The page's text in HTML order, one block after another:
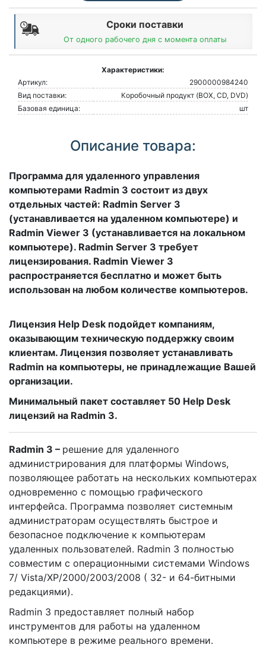
Сроки поставки
От одного рабочего дня с момента оплаты
Характеристики:
Артикул:
2900000984240
Вид поставки:
Коробочный продукт (BOX, CD, DVD)
Базовая единица:
шт
Описание товара:
Программа для удаленного управления
компьютерами Radmin 3 состоит из двух
отдельных частей: Radmin Server 3
(устанавливается на удаленном компьютере) и
Radmin Viewer 3 (устанавливается на локальном
компьютере). Radmin Server 3 требует
лицензирования. Radmin Viewer 3
распространяется бесплатно и может быть
использован на любом количестве компьютеров.
Лицензия Help Desk подойдет компаниям,
оказывающим техническую поддержку своим
клиентам. Лицензия позволяет устанавливать
Radmin на компьютеры, не принадлежащие Вашей
организации.
Минимальный пакет составляет 50 Help Desk
лицензий на Radmin 3.
Radmin 3 – решение для удаленного
администрирования для платформы Windows,
позволяющее работать на нескольких компьютерах
одновременно с помощью графического
интерфейса. Программа позволяет системным
администраторам осуществлять быстрое и
безопасное подключение к компьютерам
удаленных пользователей. Radmin 3 полностью
совместим с операционными системами Windows
7/ Vista/XP/2000/2003/2008 ( 32- и 64-битными
редакциями).
Radmin 3 предоставляет полный набор
инструментов для работы на удаленном
компьютере в режиме реального времени.